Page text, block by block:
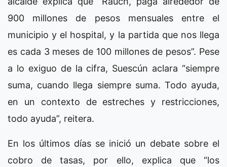
900 millones de pesos mensuales entre el
municipio y el hospital, y la partida que nos llega
es cada 3 meses de 100 millones de pesos”. Pese
a lo exiguo de la cifra, Suescún aclara “siempre
suma, cuando llega siempre suma. Todo ayuda,
en un contexto de estreches y restricciones,
todo ayuda”, reitera.
En los últimos días se inició un debate sobre el
cobro de tasas, por ello, explica que “los